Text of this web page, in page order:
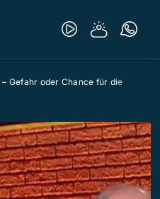
Gefahr oder Chance für die